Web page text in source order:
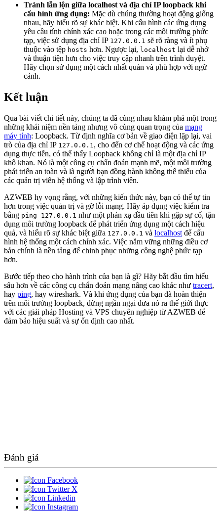
Tránh lẫn lộn giữa localhost và địa chỉ IP loopback khi
cấu hình ứng dụng: Mặc dù chúng thường hoạt động giống
nhau, hãy hiểu rõ sự khác biệt. Khi cấu hình các ứng dụng
yêu cầu tính chính xác cao hoặc trong các môi trường phức
tạp, việc sử dụng địa chỉ IP 127.0.0.1 sẽ rõ ràng và ít phụ
thuộc vào tệp hosts hơn. Ngược lại, localhost lại dễ nhớ
và thuận tiện hơn cho việc truy cập nhanh trên trình duyệt.
Hãy chọn sử dụng một cách nhất quán và phù hợp với ngữ
cảnh.
Kết luận
Qua bài viết chi tiết này, chúng ta đã cùng nhau khám phá một trong
những khái niệm nền tảng nhưng vô cùng quan trọng của mạng
máy tính: Loopback. Từ định nghĩa cơ bản về giao diện lặp lại, vai
trò của địa chỉ IP 127.0.0.1, cho đến cơ chế hoạt động và các ứng
dụng thực tiễn, có thể thấy Loopback không chỉ là một địa chỉ IP
khô khan. Nó là một công cụ chẩn đoán mạnh mẽ, một môi trường
phát triển an toàn và là người bạn đồng hành không thể thiếu của
các quản trị viên hệ thống và lập trình viên.
AZWEB hy vọng rằng, với những kiến thức này, bạn có thể tự tin
hơn trong việc quản trị và gỡ lỗi mạng. Hãy áp dụng việc kiểm tra
bằng ping 127.0.0.1 như một phản xạ đầu tiên khi gặp sự cố, tận
dụng môi trường loopback để phát triển ứng dụng một cách hiệu
quả, và hiểu rõ sự khác biệt giữa 127.0.0.1 và localhost để cấu
hình hệ thống một cách chính xác. Việc nắm vững những điều cơ
bản chính là nền tảng để chinh phục những công nghệ phức tạp
hơn.
Bước tiếp theo cho hành trình của bạn là gì? Hãy bắt đầu tìm hiểu
sâu hơn về các công cụ chẩn đoán mạng nâng cao khác như tracert,
hay ping, hay wireshark. Và khi ứng dụng của bạn đã hoàn thiện
trên môi trường loopback, đừng ngần ngại đưa nó ra thế giới thực
với các giải pháp Hosting và VPS chuyên nghiệp từ AZWEB để
đảm bảo hiệu suất và sự ổn định cao nhất.
Đánh giá